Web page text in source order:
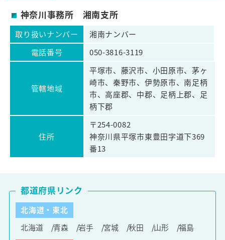
神奈川事務所 湘南支所
取り扱いナンバー
湘南ナンバー
電話番号
050-3816-3119
管轄地域
平塚市、藤沢市、小田原市、茅ヶ
崎市、秦野市、伊勢原市、南足柄
市、高座郡、中郡、足柄上郡、足
柄下郡
住所
〒254-0082
神奈川県平塚市東豊田字道下369
番13
北海道・東北
北海道
青森 岩手 宮城 秋田 山形
福島
都道府県リンク